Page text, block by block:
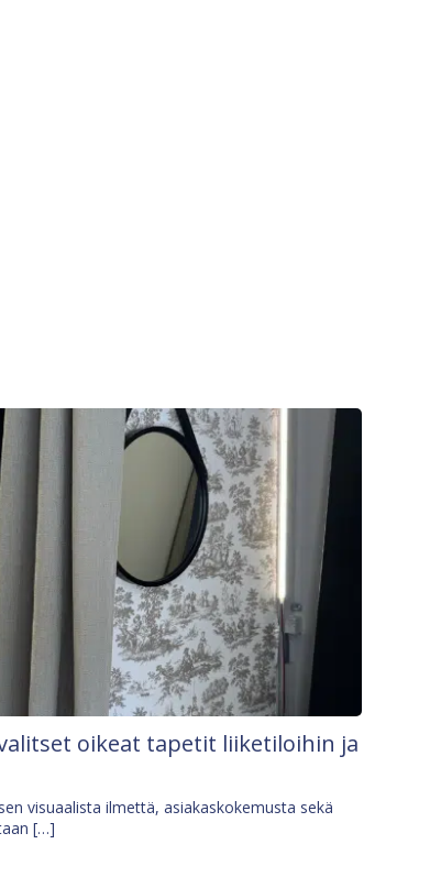
oikeat tapetit liiketiloihin ja
visuaalista ilmettä, asiakaskokemusta sekä
[…]